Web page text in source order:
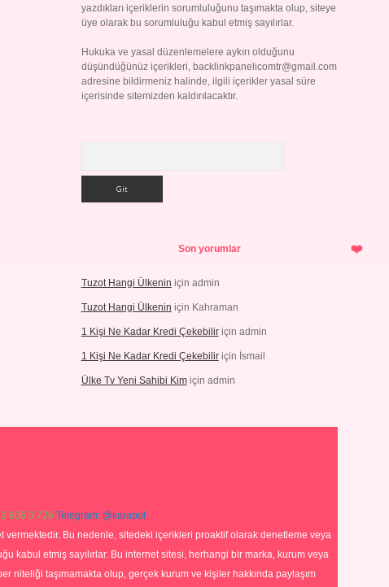
yazdıkları içeriklerin sorumluluğunu taşımakta olup, siteye
üye olarak bu sorumluluğu kabul etmiş sayılırlar.
Hukuka ve yasal düzenlemelere aykırı olduğunu
düşündüğünüz içerikleri, backlinkpanelicomtr@gmail.com
adresine bildirmeniz halinde, ilgili içerikler yasal süre
içerisinde sitemizden kaldırılacaktır.
Son yorumlar
Tuzot Hangi Ülkenin için admin
Tuzot Hangi Ülkenin için Kahraman
1 Kişi Ne Kadar Kredi Çekebiliriçin admin
1 Kişi Ne Kadar Kredi Çekebiliriçin İsmail
Ülke Tv Yeni Sahibi Kimiçin admin
606 0 726 Telegram: @karabul
vermektedir. Bu nedenle, sitedeki içerikleri proaktif olarak denetleme veya
kabul etmiş sayılırlar. Bu internet sitesi, herhangi bir marka, kurum veya
niteliği taşımamakta olup, gerçek kurum ve kişiler hakkında paylaşım